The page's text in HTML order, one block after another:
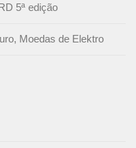
5ª edição
Moedas de Elektro